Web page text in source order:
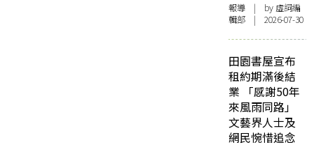
報導 | by 虛詞編
輯部 | 2026-07-30
田園書屋宣布
租約期滿後結
業 「感謝50年
來風雨同路」
文藝界人士及
網民惋惜追念